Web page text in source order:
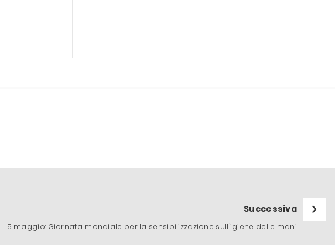
Successiva
5 maggio: Giornata mondiale per la sensibilizzazione sull’igiene delle mani